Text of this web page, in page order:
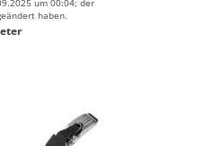
um 00:04; der
haben.